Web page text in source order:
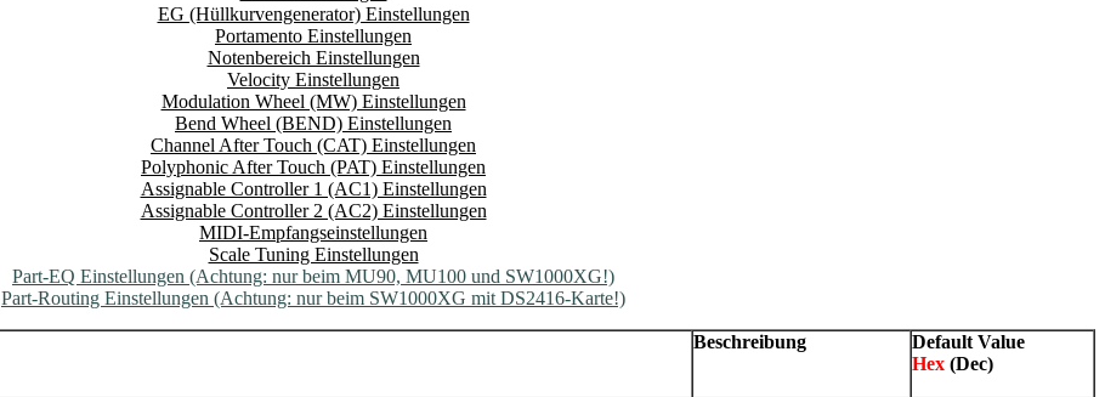
EG (Hüllkurvengenerator) Einstellungen
Portamento Einstellungen
Notenbereich Einstellungen
Velocity Einstellungen
Modulation Wheel (MW) Einstellungen
Bend Wheel (BEND) Einstellungen
Channel After Touch (CAT) Einstellungen
Polyphonic After Touch (PAT) Einstellungen
Assignable Controller 1 (AC1) Einstellungen
Assignable Controller 2 (AC2) Einstellungen
MIDI-Empfangseinstellungen
Scale Tuning Einstellungen
Part-EQ Einstellungen (Achtung: nur beim MU90, MU100 und SW1000XG!)
Part-Routing Einstellungen (Achtung: nur beim SW1000XG mit DS2416-Karte!)
Beschreibung
Default Value
Hex (Dec)